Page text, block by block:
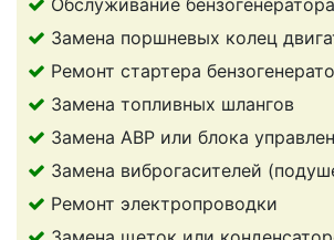
Обслуживание бензогенератора
Замена поршневых колец
Ремонт стартера
Замена топливных шлангов
Замена АВР или блока
Замена виброгасителей
Ремонт электропроводки